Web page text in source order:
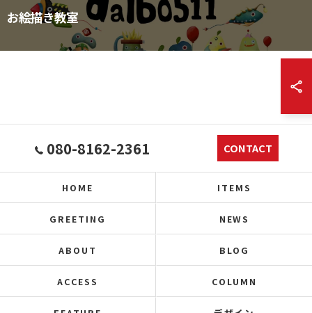
お絵描き教室
080-8162-2361 CONTACT
HOME ITEMS
GREETING NEWS
ABOUT BLOG
ACCESS COLUMN